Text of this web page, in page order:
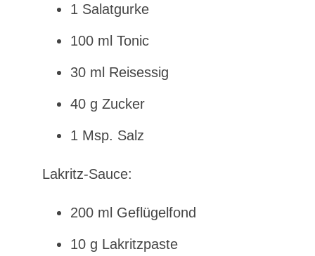
1 Salatgurke
100 ml Tonic
30 ml Reisessig
40 g Zucker
1 Msp. Salz
Lakritz-Sauce:
200 ml Geflügelfond
10 g Lakritzpaste